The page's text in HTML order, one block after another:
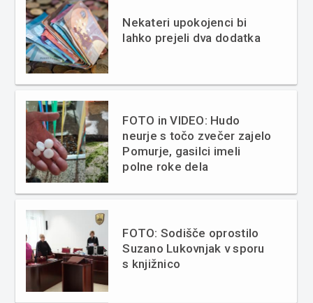
Nekateri upokojenci bi
lahko prejeli dva dodatka
FOTO in VIDEO: Hudo
neurje s točo zvečer zajelo
Pomurje, gasilci imeli
polne roke dela
FOTO: Sodišče oprostilo
Suzano Lukovnjak v sporu
s knjižnico